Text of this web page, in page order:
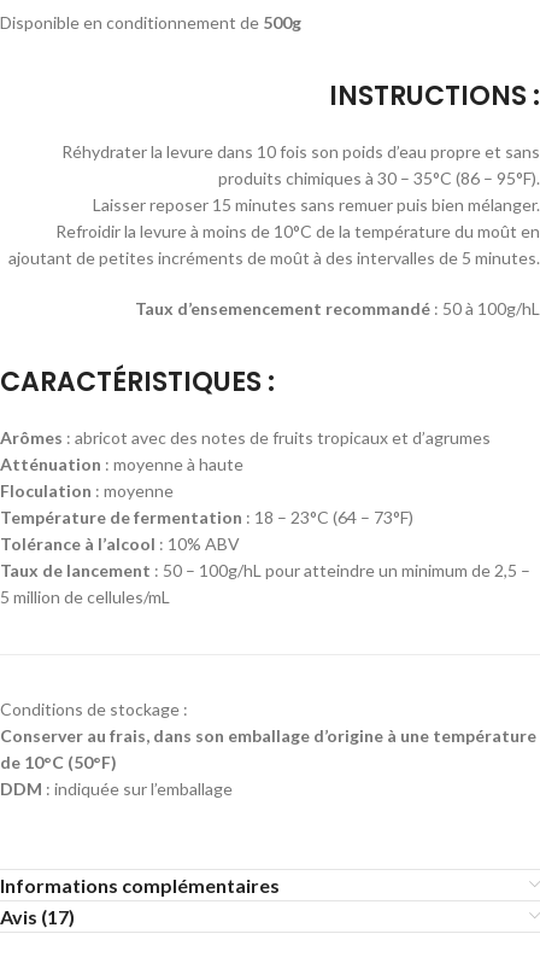
Disponible en conditionnement de 500g
INSTRUCTIONS :
Réhydrater la levure dans 10 fois son poids d’eau propre et sans
produits chimiques à 30 – 35°C (86 – 95°F).
Laisser reposer 15 minutes sans remuer puis bien mélanger.
Refroidir la levure à moins de 10°C de la température du moût en
ajoutant de petites incréments de moût à des intervalles de 5 minutes.
Taux d’ensemencement recommandé : 50 à 100g/hL
CARACTÉRISTIQUES :
Arômes : abricot avec des notes de fruits tropicaux et d’agrumes
Atténuation : moyenne à haute
Floculation : moyenne
Température de fermentation : 18 – 23°C (64 – 73°F)
Tolérance à l’alcool : 10% ABV
Taux de lancement : 50 – 100g/hL pour atteindre un minimum de 2,5 –
5 million de cellules/mL
Conditions de stockage :
Conserver au frais, dans son emballage d’origine à une température
de 10°C (50°F)
DDM : indiquée sur l’emballage
Informations complémentaires
Avis (17)